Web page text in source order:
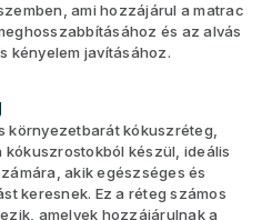
ami hozzájárul a matrac
és az alvás
kényelem javításához.
környezetbarát kókuszréteg,
kókuszrostokból készül, ideális
akik egészséges és
keresnek. Ez a réteg számos
amelyek hozzájárulnak a